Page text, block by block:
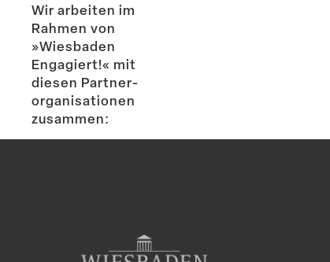
Wir arbeiten im
Rahmen von
»Wiesbaden
Engagiert!« mit
diesen Partner­
or­ga­ni­sa­tionen
zusammen: